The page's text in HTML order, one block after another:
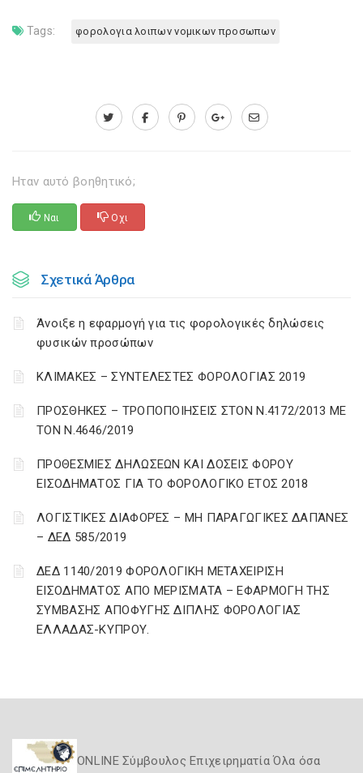
Tags: φορολογια λοιπων νομικων προσωπων
Ηταν αυτό βοηθητικό;
Ναι Οχι
Σχετικά Άρθρα
Άνοιξε η εφαρμογή για τις φορολογικές δηλώσεις
φυσικών προσώπων
ΚΛΙΜΑΚΕΣ – ΣΥΝΤΕΛΕΣΤΕΣ ΦΟΡΟΛΟΓΙΑΣ 2019
ΠΡΟΣΘΗΚΕΣ – ΤΡΟΠΟΠΟΙΗΣΕΙΣ ΣΤΟΝ Ν.4172/2013 ΜΕ
ΤΟΝ Ν.4646/2019
ΠΡΟΘΕΣΜΙΕΣ ΔΗΛΩΣΕΩΝ ΚΑΙ ΔΟΣΕΙΣ ΦΟΡΟΥ
ΕΙΣΟΔΗΜΑΤΟΣ ΓΙΑ ΤΟ ΦΟΡΟΛΟΓΙΚΟ ΕΤΟΣ 2018
ΛΟΓΙΣΤΙΚΈΣ ΔΙΑΦΟΡΈΣ – ΜΗ ΠΑΡΑΓΩΓΙΚΈΣ ΔΑΠΆΝΕΣ
– ΔΕΔ 585/2019
ΔΕΔ 1140/2019 ΦΟΡΟΛΟΓΙΚΗ ΜΕΤΑΧΕΙΡΙΣΗ
ΕΙΣΟΔΗΜΑΤΟΣ ΑΠΟ ΜΕΡΙΣΜΑΤΑ – ΕΦΑΡΜΟΓΗ ΤΗΣ
ΣΥΜΒΑΣΗΣ ΑΠΟΦΥΓΗΣ ΔΙΠΛΗΣ ΦΟΡΟΛΟΓΙΑΣ
ΕΛΛΑΔΑΣ-ΚΥΠΡΟΥ.
ONLINE Σύμβουλος Επιχειρηματία Όλα όσα